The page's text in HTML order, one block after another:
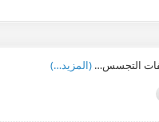
(المزيد…)